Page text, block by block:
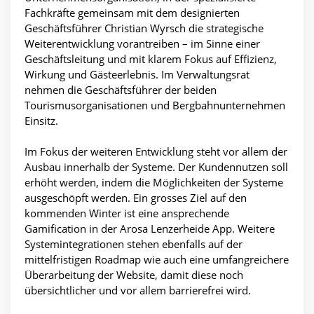
Fachkräfte gemeinsam mit dem designierten
Geschäftsführer Christian Wyrsch die strategische
Weiterentwicklung vorantreiben – im Sinne einer
Geschäftsleitung und mit klarem Fokus auf Effizienz,
Wirkung und Gästeerlebnis. Im Verwaltungsrat
nehmen die Geschäftsführer der beiden
Tourismusorganisationen und Bergbahnunternehmen
Einsitz.
Im Fokus der weiteren Entwicklung steht vor allem der
Ausbau innerhalb der Systeme. Der Kundennutzen soll
erhöht werden, indem die Möglichkeiten der Systeme
ausgeschöpft werden. Ein grosses Ziel auf den
kommenden Winter ist eine ansprechende
Gamification in der Arosa Lenzerheide App. Weitere
Systemintegrationen stehen ebenfalls auf der
mittelfristigen Roadmap wie auch eine umfangreichere
Überarbeitung der Website, damit diese noch
übersichtlicher und vor allem barrierefrei wird.